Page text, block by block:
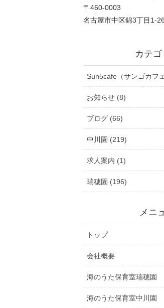
〒460-0003
名古屋市中区錦3丁目
カテ
Sun5cafe（サンゴカフ
お知らせ (8)
ブログ (66)
中川園 (219)
求人案内 (1)
瑞穂園 (196)
メニ
トップ
会社概要
海のうた保育室瑞穂園
海のうた保育室中川園